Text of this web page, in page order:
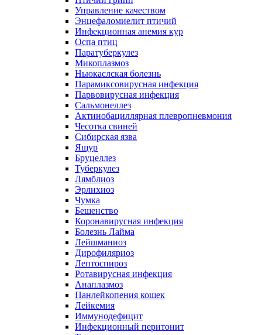
Управление качеством
Энцефаломиелит птичий
Инфекционная анемия кур
Оспа птиц
Паратуберкулез
Микоплазмоз
Ньюкаслская болезнь
Парамиксовирусная инфекция
Парвовирусная инфекция
Сальмонеллез
Актинобациллярная плевропневмония
Чесотка свиней
Сибирская язва
Ящур
Бруцеллез
Туберкулез
Лямблиоз
Эрлихиоз
Чумка
Бешенство
Коронавирусная инфекция
Болезнь Лайма
Лейшманиоз
Дирофиляриоз
Лептоспироз
Ротавирусная инфекция
Анаплазмоз
Панлейкопения кошек
Лейкемия
Иммунодефицит
Инфекционный перитонит